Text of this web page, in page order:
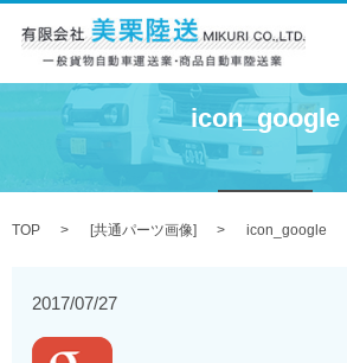
icon_google
TOP [共通パーツ画像] icon_google
2017/07/27